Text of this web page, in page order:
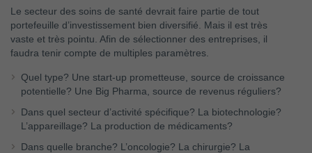
Le secteur des soins de santé devrait faire partie de tout
portefeuille d’investissement bien diversifié. Mais il est très
vaste et très pointu. Afin de sélectionner des entreprises, il
faudra tenir compte de multiples paramètres.
Quel type? Une start-up prometteuse, source de croissance
potentielle? Une Big Pharma, source de revenus réguliers?
Dans quel secteur d’activité spécifique? La biotechnologie?
L’appareillage? La production de médicaments?
Dans quelle branche? L’oncologie? La chirurgie? La